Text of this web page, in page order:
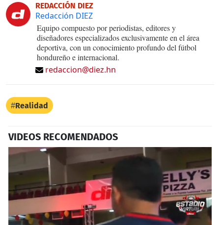
REDACCIÓN DIEZ
Redacción DIEZ
Equipo compuesto por periodistas, editores y
diseñadores especializados exclusivamente en el área
deportiva, con un conocimiento profundo del fútbol
hondureño e internacional.
redaccion@diez.hn
Realidad
VIDEOS RECOMENDADOS